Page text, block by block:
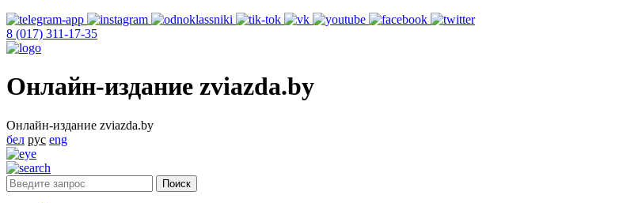
8 (017) 311-17-35
Онлайн-издание zviazda.by
Онлайн-издание zviazda.by
бел рус eng